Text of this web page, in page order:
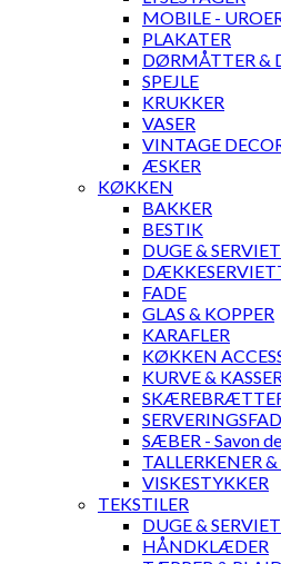
MOBILE -
PLAKATER
DØRMÅTTER &
SPEJLE
KRUKKER
VASER
VINTAGE
ÆSKER
KØKKEN
BAKKER
BESTIK
DUGE &
FADE
GLAS & KOPPER
KARAFLER
KØKKEN
KURVE &
SÆBER - Savon
TALLERKENER &
VISKESTYKKER
TEKSTILER
DUGE &
HÅNDKLÆDER